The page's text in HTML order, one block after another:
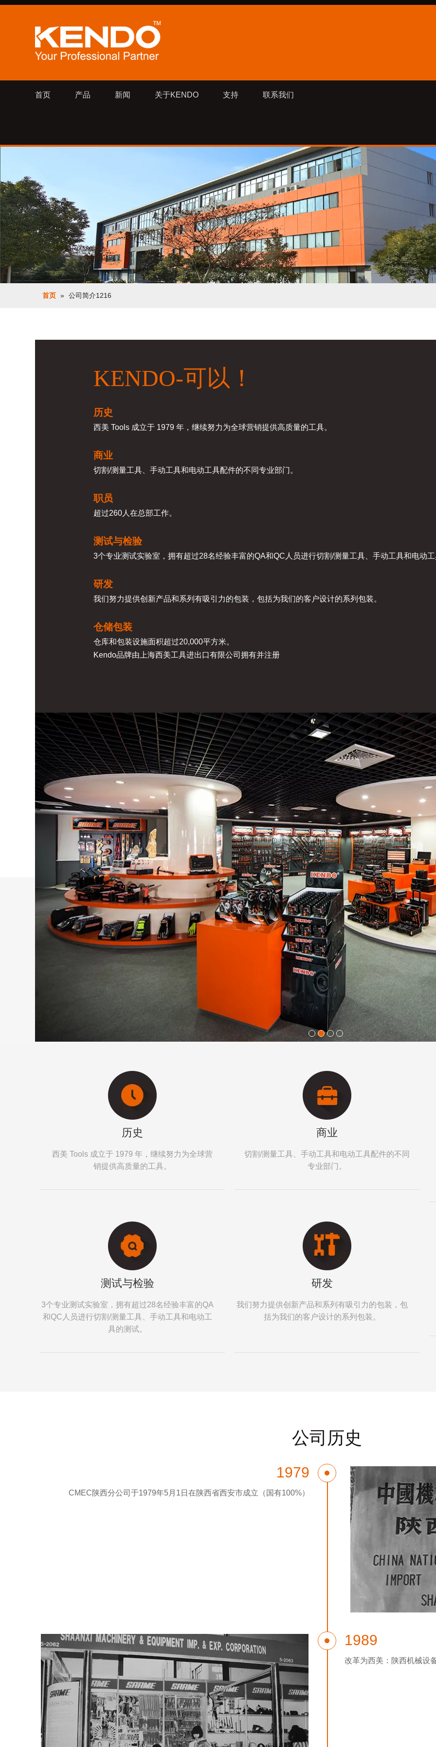
首页 产品 新闻 关于KENDO 支持 联系我们
首页 » 公司简介1216
KENDO-可以！
历史
西美 Tools 成立于 1979 年，继续努力为全球营销提供高质量的工具。
商业
切割/测量工具、手动工具和电动工具配件的不同专业部门。
职员
超过260人在总部工作。
测试与检验
3个专业测试实验室，拥有超过28名经验丰富的QA和QC人员进行切割/测量工具、手动工具和电动工
研发
我们努力提供创新产品和系列有吸引力的包装，包括为我们的客户设计的系列包装。
仓储包装
仓库和包装设施面积超过20,000平方米。
Kendo品牌由上海西美工具进出口有限公司拥有并注册
历史
西美 Tools 成立于 1979 年，继续努力为全球营
销提供高质量的工具。
商业
切割/测量工具、手动工具和电动工具配件的不同
专业部门。
测试与检验
3个专业测试实验室，拥有超过28名经验丰富的QA
和QC人员进行切割/测量工具、手动工具和电动工
具的测试。
研发
我们努力提供创新产品和系列有吸引力的包装，包
括为我们的客户设计的系列包装。
公司历史
1979
CMEC陕西分公司于1979年5月1日在陕西省西安市成立（国有100%）
1989
改革为西美：陕西机械设